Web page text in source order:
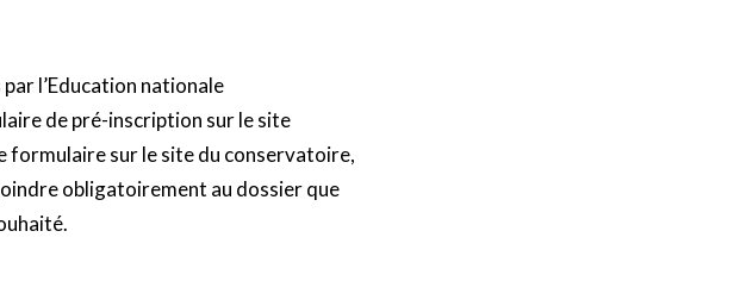
l’Education nationale
de pré-inscription sur le site
sur le site du conservatoire,
obligatoirement au dossier que